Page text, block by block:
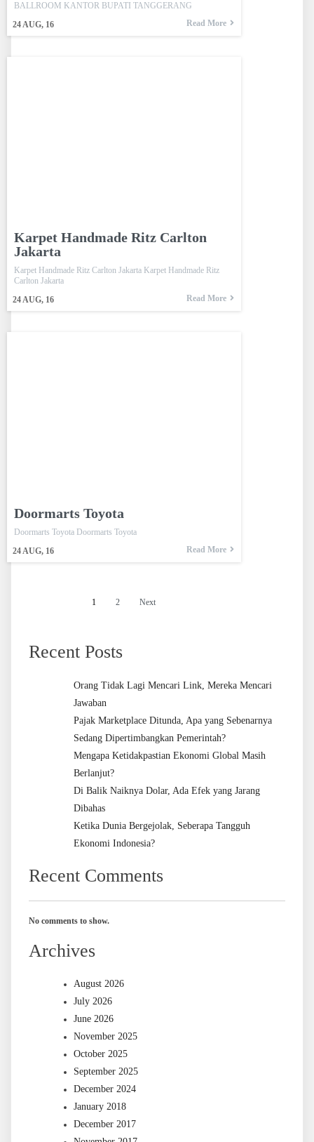
24 AUG, 16
BALLROOM KANTOR BUPATI TANGGERANG
Read More
Karpet Handmade Ritz Carlton
Jakarta
24AUG, 16
Karpet Handmade Ritz Carlton Jakarta Karpet Handmade Ritz
Carlton Jakarta
Read More
Doormarts Toyota
24AUG, 16
Doormarts Toyota Doormarts Toyota
Read More
1 2 Next
Recent Posts
Orang Tidak Lagi Mencari Link, Mereka Mencari
Jawaban
Pajak Marketplace Ditunda, Apa yang Sebenarnya
Sedang Dipertimbangkan Pemerintah?
Mengapa Ketidakpastian Ekonomi Global Masih
Berlanjut?
Di Balik Naiknya Dolar, Ada Efek yang Jarang
Dibahas
Ketika Dunia Bergejolak, Seberapa Tangguh
Ekonomi Indonesia?
Recent Comments
No comments to show.
Archives
August 2026
July 2026
June 2026
November 2025
October 2025
September 2025
December 2024
January 2018
December 2017